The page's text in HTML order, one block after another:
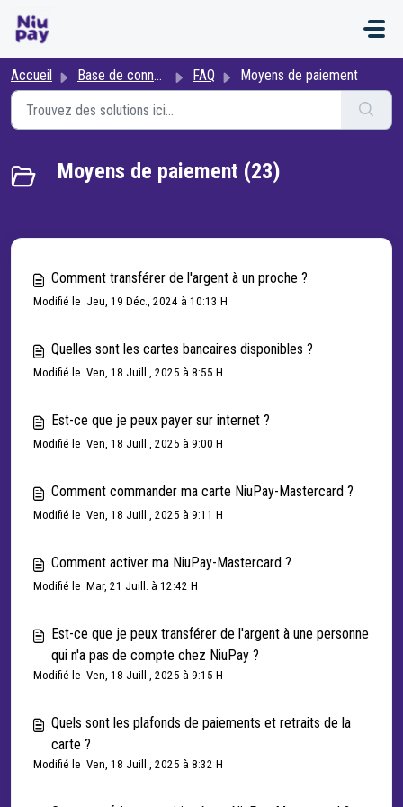
Accueil Base de connaissances FAQ Moyens de paiement
Moyens de paiement (23)
Comment transférer de l'argent à un proche ?
Modifié le Jeu, 19 Déc., 2024 à 10:13 H
Quelles sont les cartes bancaires disponibles ?
Modifié le Ven, 18 Juill., 2025 à 8:55 H
Est-ce que je peux payer sur internet ?
Modifié le Ven, 18 Juill., 2025 à 9:00 H
Comment commander ma carte NiuPay-Mastercard ?
Modifié le Ven, 18 Juill., 2025 à 9:11 H
Comment activer ma NiuPay-Mastercard ?
Modifié le Mar, 21 Juill. à 12:42 H
Est-ce que je peux transférer de l'argent à une personne
qui n'a pas de compte chez NiuPay ?
Modifié le Ven, 18 Juill., 2025 à 9:15 H
Quels sont les plafonds de paiements et retraits de la
carte ?
Modifié le Ven, 18 Juill., 2025 à 8:32 H